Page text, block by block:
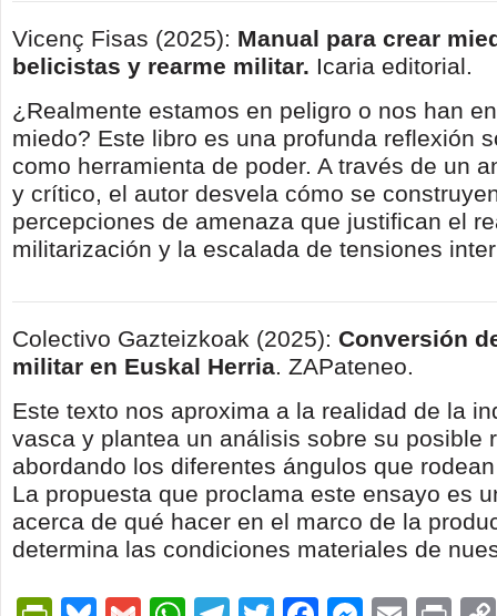
Vicenç Fisas (2025): Manual para crear
belicistas y rearme militar. Icaria editorial.
¿Realmente estamos en peligro o nos han
miedo? Este libro es una profunda reflexión
como herramienta de poder. A través de un
y crítico, el autor desvela cómo se
percepciones de amenaza que justifican el
militarización y la escalada de tensiones
Colectivo Gazteizkoak (2025): Conversión
militar en Euskal Herria. ZAPateneo.
Este texto nos aproxima a la realidad de la
vasca y plantea un análisis sobre su posible
abordando los diferentes ángulos que
La propuesta que proclama este ensayo es
acerca de qué hacer en el marco de la
determina las condiciones materiales de